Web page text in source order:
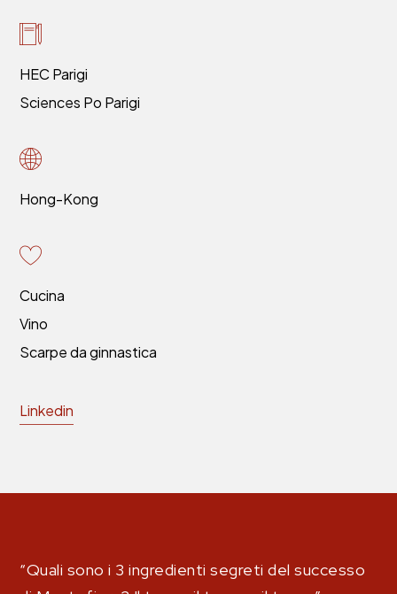
HEC Parigi
Sciences Po Parigi
Hong-Kong
Cucina
Vino
Scarpe da ginnastica
Linkedin
“Quali sono i 3 ingredienti segreti del successo